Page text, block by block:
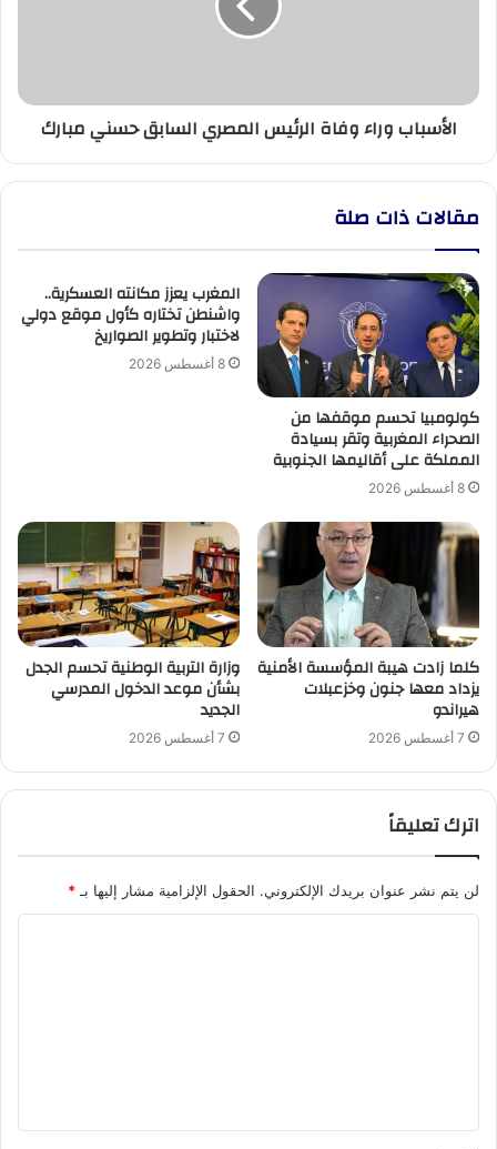
الأسباب وراء وفاة الرئيس المصري السابق حسني مبارك
مقالات ذات صلة
كولومبيا تحسم موقفها من
الصحراء المغربية وتقر بسيادة
المملكة على أقاليمها الجنوبية
8 أغسطس 2026
المغرب يعزز مكانته العسكرية..
واشنطن تختاره كأول موقع دولي
لاختبار وتطوير الصواريخ
8 أغسطس 2026
كلما زادت هيبة المؤسسة الأمنية
يزداد معها جنون وخزعبلات
هيراندو
7 أغسطس 2026
وزارة التربية الوطنية تحسم الجدل
بشأن موعد الدخول المدرسي
الجديد
7 أغسطس 2026
اترك تعليقاً
لن يتم نشر عنوان بريدك الإلكتروني. الحقول الإلزامية مشار إليها بـ *
ق